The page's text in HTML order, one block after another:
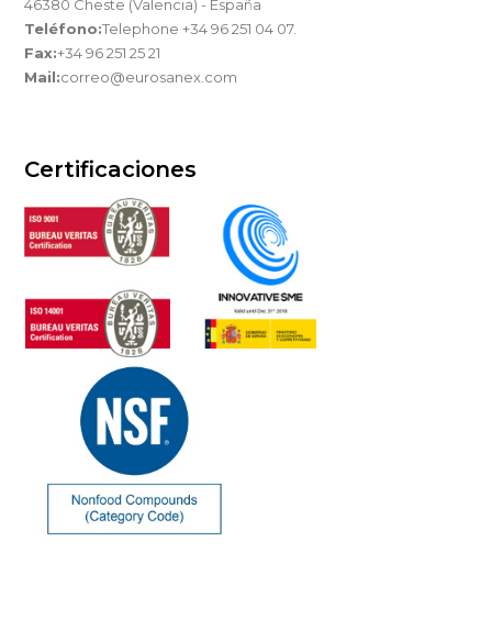
46380 Cheste (Valencia) - España
Teléfono:Telephone +34 96 251 04 07.
Fax:+34 96 251 25 21
Mail:correo@eurosanex.com
Certificaciones